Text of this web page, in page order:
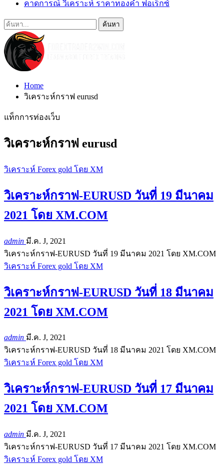
คาดการณ์ วิเคราะห์ ราคาทองคำ ฟอเร็กซ์
Home
วิเคราะห์กราฟ eurusd
แท็กการท่องเว็บ
วิเคราะห์กราฟ eurusd
วิเคราะห์ Forex gold โดย XM
วิเคราะห์กราฟ-EURUSD วันที่ 19 มีนาคม
2021 โดย XM.COM
admin มี.ค. J, 2021
วิเคราะห์กราฟ-EURUSD วันที่ 19 มีนาคม 2021 โดย XM.COM
วิเคราะห์ Forex gold โดย XM
วิเคราะห์กราฟ-EURUSD วันที่ 18 มีนาคม
2021 โดย XM.COM
admin มี.ค. J, 2021
วิเคราะห์กราฟ-EURUSD วันที่ 18 มีนาคม 2021 โดย XM.COM
วิเคราะห์ Forex gold โดย XM
วิเคราะห์กราฟ-EURUSD วันที่ 17 มีนาคม
2021 โดย XM.COM
admin มี.ค. J, 2021
วิเคราะห์กราฟ-EURUSD วันที่ 17 มีนาคม 2021 โดย XM.COM
วิเคราะห์ Forex gold โดย XM